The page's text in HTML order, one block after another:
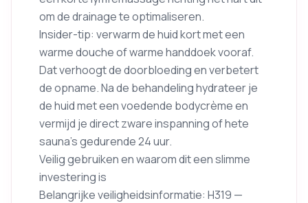
om de drainage te optimaliseren.
Insider-tip: verwarm de huid kort met een
warme douche of warme handdoek vooraf.
Dat verhoogt de doorbloeding en verbetert
de opname. Na de behandeling hydrateer je
de huid met een voedende bodycrème en
vermijd je direct zware inspanning of hete
sauna’s gedurende 24 uur.
Veilig gebruiken en waarom dit een slimme
investering is
Belangrijke veiligheidsinformatie: H319 —